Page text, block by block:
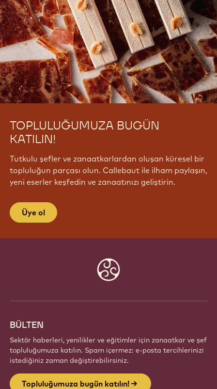
TOPLULUĞUMUZA BUGÜN
KATILIN!
Tutkulu şefler ve zanaatkarlardan oluşan küresel bir
topluluğun parçası olun. Callebaut ile ilham paylaşın,
yeni eserler keşfedin ve zanaatınızı geliştirin.
Üye ol
BÜLTEN
Sektör haberleri, yenilikler ve eğitimler için zanaatkar ve şef
topluluğumuza katılın. Spam içermez: e-posta tercihlerinizi
istediğiniz zaman değiştirebilirsiniz.
Topluluğumuza bugün katılın!